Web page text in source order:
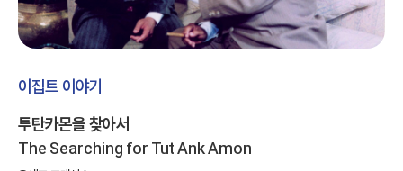
이집트 이야기
투탄카몬을 찾아서
The Searching for Tut Ank Amon